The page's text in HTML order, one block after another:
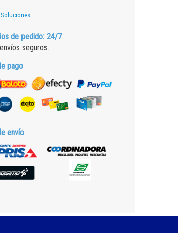
Soluciones
de pedido: 24/7
seguros.
pago
envío